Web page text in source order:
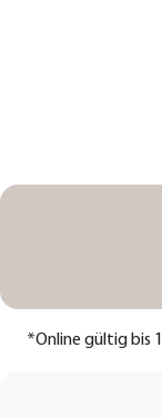
*Online gültig bis